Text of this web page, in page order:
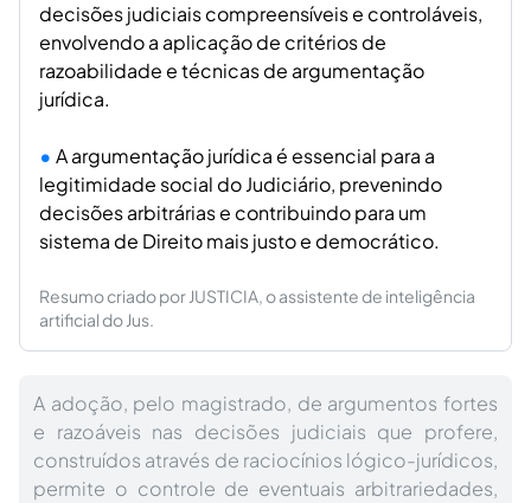
decisões judiciais compreensíveis e controláveis,
envolvendo a aplicação de critérios de
razoabilidade e técnicas de argumentação
jurídica.
A argumentação jurídica é essencial para a
legitimidade social do Judiciário, prevenindo
decisões arbitrárias e contribuindo para um
sistema de Direito mais justo e democrático.
Resumo criado por JUSTICIA, o assistente de inteligência
artificial do Jus.
A adoção, pelo magistrado, de argumentos fortes
e razoáveis nas decisões judiciais que profere,
construídos através de raciocínios lógico-jurídicos,
permite o controle de eventuais arbitrariedades,